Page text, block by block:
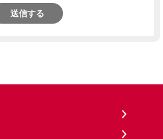
送信する